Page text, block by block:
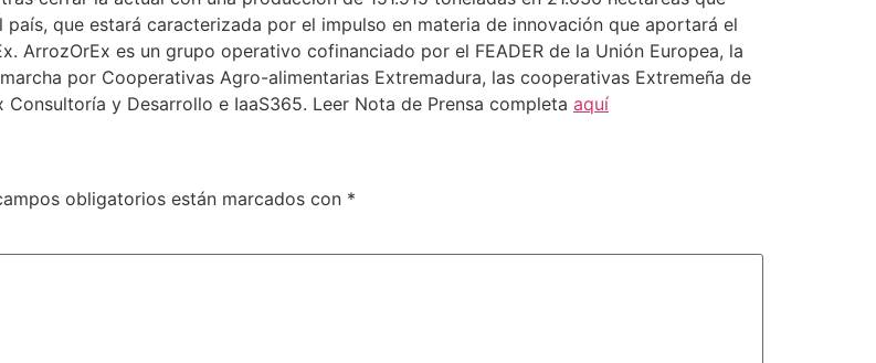
que estará caracterizada por el impulso en materia de innovación que aportará el
ArrozOrEx es un grupo operativo cofinanciado por el FEADER de la Unión Europea, la
por Cooperativas Agro-alimentarias Extremadura, las cooperativas Extremeña de
y Desarrollo e IaaS365. Leer Nota de Prensa completa aquí
obligatorios están marcados con *